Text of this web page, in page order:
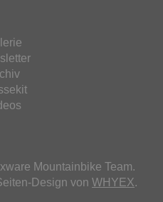
Mountainbike Team.
Design von WHYEX.